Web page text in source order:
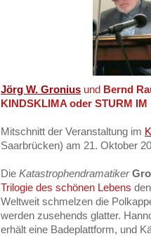
Jörg W. Gronius und Bernd
KINDSKLIMA oder STURM
Mitschnitt der Veranstaltung im
Saarbrücken) am 21. Oktober
Die Katastrophendramatiker
Trilogie des schönen Lebens
Weltweit schmelzen die
werden zusehends glatter.
erhält eine Badeplattform, und